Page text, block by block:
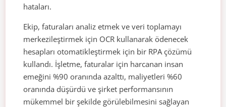
hataları.
Ekip, faturaları analiz etmek ve veri toplamayı
merkezileştirmek için OCR kullanarak ödenecek
hesapları otomatikleştirmek için bir RPA çözümü
kullandı. İşletme, faturalar için harcanan insan
emeğini %90 oranında azalttı, maliyetleri %60
oranında düşürdü ve şirket performansının
mükemmel bir şekilde görülebilmesini sağlayan